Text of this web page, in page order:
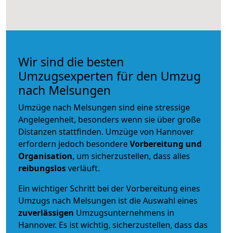
Wir sind die besten
Umzugsexperten für den Umzug
nach Melsungen
Umzüge nach Melsungen sind eine stressige
Angelegenheit, besonders wenn sie über große
Distanzen stattfinden. Umzüge von Hannover
erfordern jedoch besondereVorbereitung und
Organisation, um sicherzustellen, dass alles
reibungslosverläuft.
Ein wichtiger Schritt bei der Vorbereitung eines
Umzugs nach Melsungen ist die Auswahl eines
zuverlässigen Umzugsunternehmens in
Hannover. Es ist wichtig, sicherzustellen, dass das